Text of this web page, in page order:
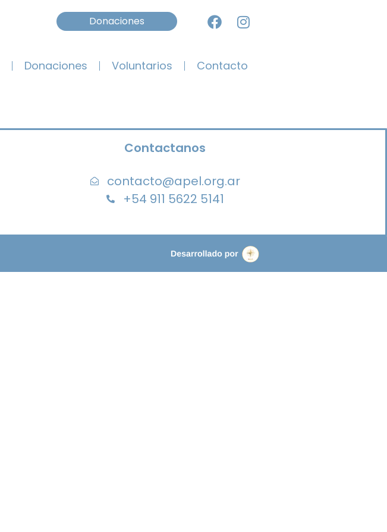
Donaciones
Donaciones Voluntarios Contacto
Contactanos
contacto@apel.org.ar
+54 911 5622 5141